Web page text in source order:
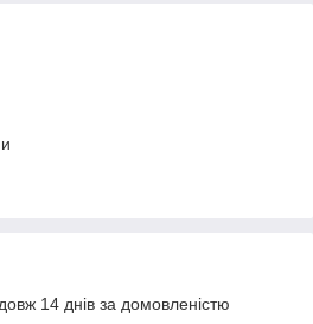
14 днів за домовленістю